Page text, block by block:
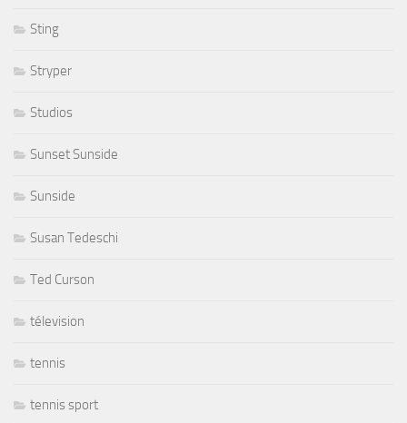
Sting
Stryper
Studios
Sunset Sunside
Sunside
Susan Tedeschi
Ted Curson
télevision
tennis
tennis sport